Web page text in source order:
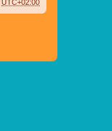
UTC+02:00